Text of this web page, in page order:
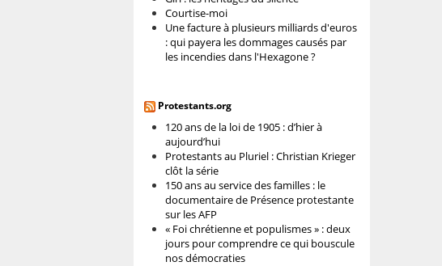
Courtise-moi
Une facture à plusieurs milliards d'euros
: qui payera les dommages causés par
les incendies dans l'Hexagone ?
Protestants.org
120 ans de la loi de 1905 : d’hier à
aujourd’hui
Protestants au Pluriel : Christian Krieger
clôt la série
150 ans au service des familles : le
documentaire de Présence protestante
sur les AFP
« Foi chrétienne et populismes » : deux
jours pour comprendre ce qui bouscule
nos démocraties